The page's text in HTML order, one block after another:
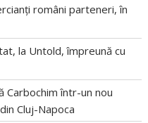
români parteneri, în
la Untold, împreună cu
Carbochim într-un nou
Cluj-Napoca